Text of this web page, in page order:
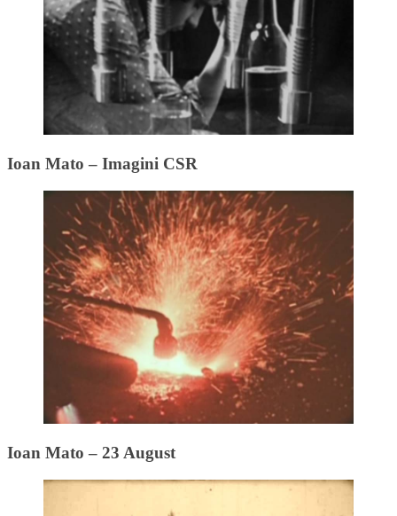
Ioan Mato – Imagini CSR
Ioan Mato – 23 August